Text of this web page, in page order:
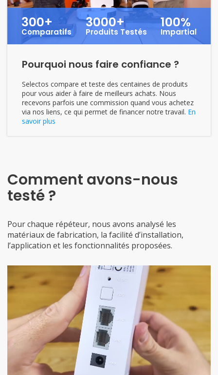
300+
Comparatifs
3000+
Produits Testés
100%
Impartial
Pourquoi nous faire confiance ?
Selectos compare et teste des centaines de produits
pour vous aider à faire de meilleurs achats. Nous
recevons parfois une commission quand vous achetez
via nos liens, ce qui permet de financer notre travail. En
savoir plus
Comment avons-nous
testé ?
Pour chaque répéteur, nous avons analysé les
matériaux de fabrication, la facilité d’installation,
l’application et les fonctionnalités proposées.